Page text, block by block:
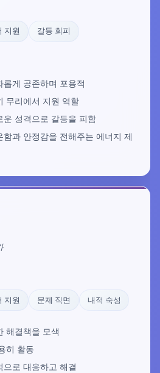
지원 갈등 회피
게 공존하며 포용적
무리에서 지원 역할
운 성격으로 갈등을 피함
함과 안정감을 전해주는 에너지 제
지원 문제 직면 내적 숙성
해결책을 모색
히 활동
으로 대응하고 해결